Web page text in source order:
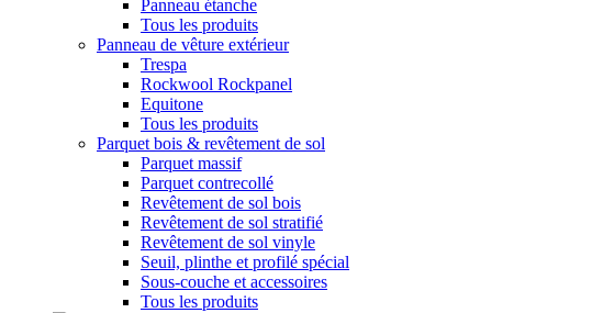
Panneau étanche
Tous les produits
Panneau de vêture extérieur
Trespa
Rockwool Rockpanel
Equitone
Tous les produits
Parquet bois & revêtement de sol
Parquet massif
Parquet contrecollé
Revêtement de sol bois
Revêtement de sol stratifié
Revêtement de sol vinyle
Seuil, plinthe et profilé spécial
Sous-couche et accessoires
Tous les produits